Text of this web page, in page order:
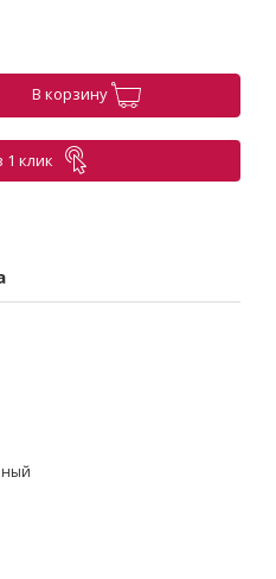
В корзину
1 клик